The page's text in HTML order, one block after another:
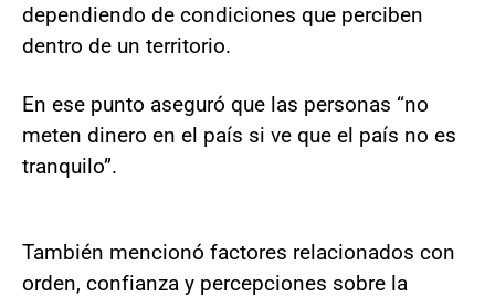
dependiendo de condiciones que perciben
dentro de un territorio.
En ese punto aseguró que las personas “no
meten dinero en el país si ve que el país no es
tranquilo”.
También mencionó factores relacionados con
orden, confianza y percepciones sobre la